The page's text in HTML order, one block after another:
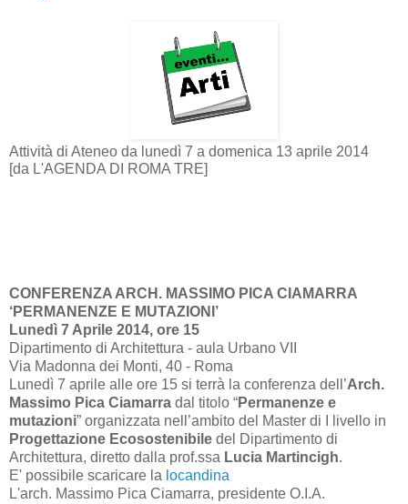
Attività di Ateneo da lunedì 7 a domenica 13 aprile 2014
[da L'AGENDA DI ROMA TRE]
CONFERENZA ARCH. MASSIMO PICA CIAMARRA
‘PERMANENZE E MUTAZIONI’
Lunedì 7 Aprile 2014, ore 15
Dipartimento di Architettura - aula Urbano VII
Via Madonna dei Monti, 40 - Roma
Lunedì 7 aprile alle ore 15 si terrà la conferenza dell’Arch.
Massimo Pica Ciamarra dal titolo “Permanenze e
mutazioni” organizzata nell’ambito del Master di I livello in
Progettazione Ecosostenibile del Dipartimento di
Architettura, diretto dalla prof.ssa Lucia Martincigh.
E' possibile scaricare la locandina
L'arch. Massimo Pica Ciamarra, presidente O.I.A.